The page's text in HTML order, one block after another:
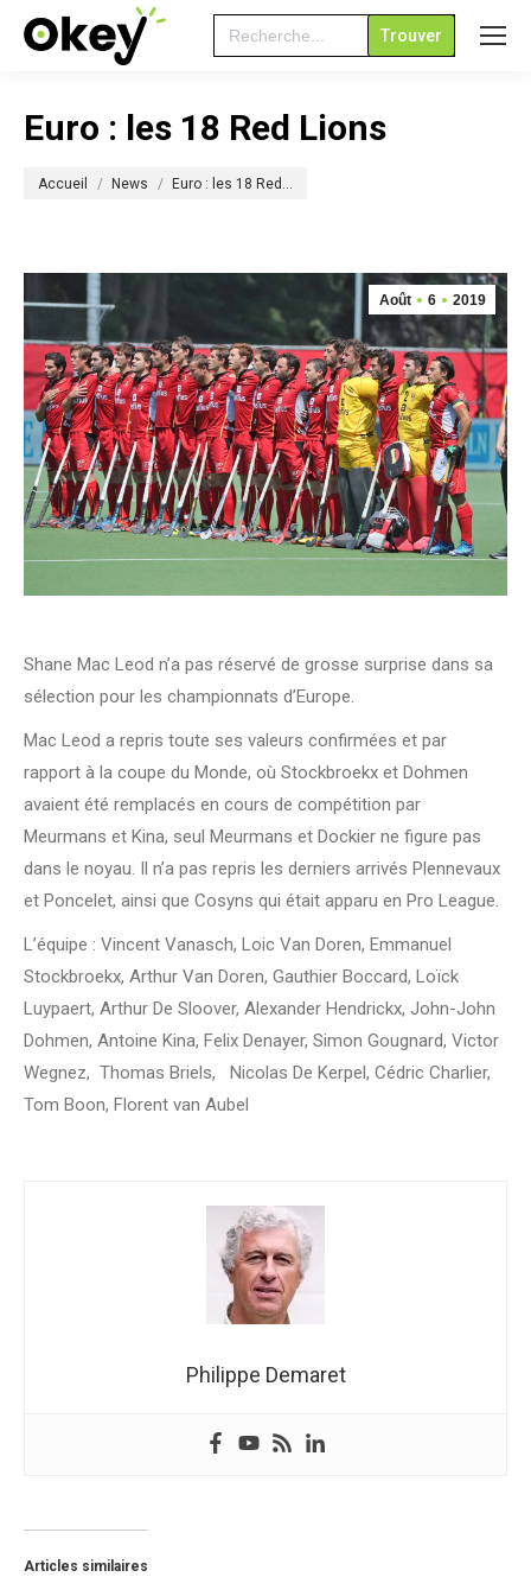
Search
for:
Euro : les 18 Red Lions
Accueil News Euro : les 18 Red…
Août 6 2019
Shane Mac Leod n’a pas réservé de grosse surprise dans sa
sélection pour les championnats d’Europe.
Mac Leod a repris toute ses valeurs confirmées et par
rapport à la coupe du Monde, où Stockbroekx et Dohmen
avaient été remplacés en cours de compétition par
Meurmans et Kina, seul Meurmans et Dockier ne figure pas
dans le noyau. Il n’a pas repris les derniers arrivés Plennevaux
et Poncelet, ainsi que Cosyns qui était apparu en Pro League.
L’équipe : Vincent Vanasch, Loic Van Doren, Emmanuel
Stockbroekx, Arthur Van Doren, Gauthier Boccard, Loïck
Luypaert, Arthur De Sloover, Alexander Hendrickx, John-John
Dohmen, Antoine Kina, Felix Denayer, Simon Gougnard, Victor
Wegnez, Thomas Briels, Nicolas De Kerpel, Cédric Charlier,
Tom Boon, Florent van Aubel
Philippe Demaret
Articles similaires